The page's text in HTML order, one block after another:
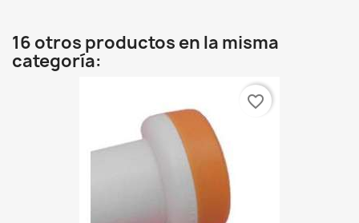
16 otros productos en la misma
categoría:
favorite_border